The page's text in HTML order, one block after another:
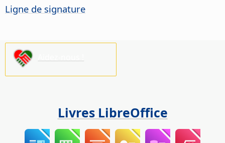
Ligne de signature
Livres LibreOffice